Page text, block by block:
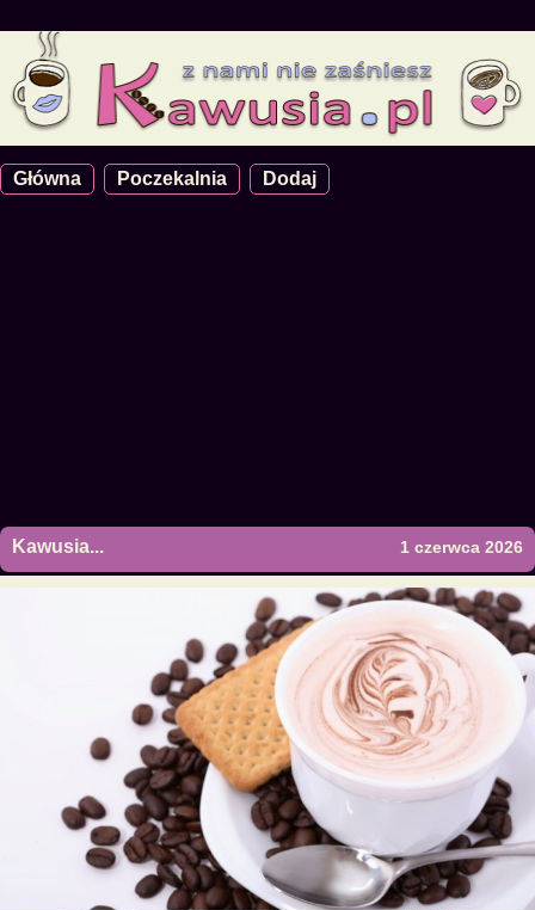
Główna Poczekalnia Dodaj
Kawusia... 1 czerwca 2026